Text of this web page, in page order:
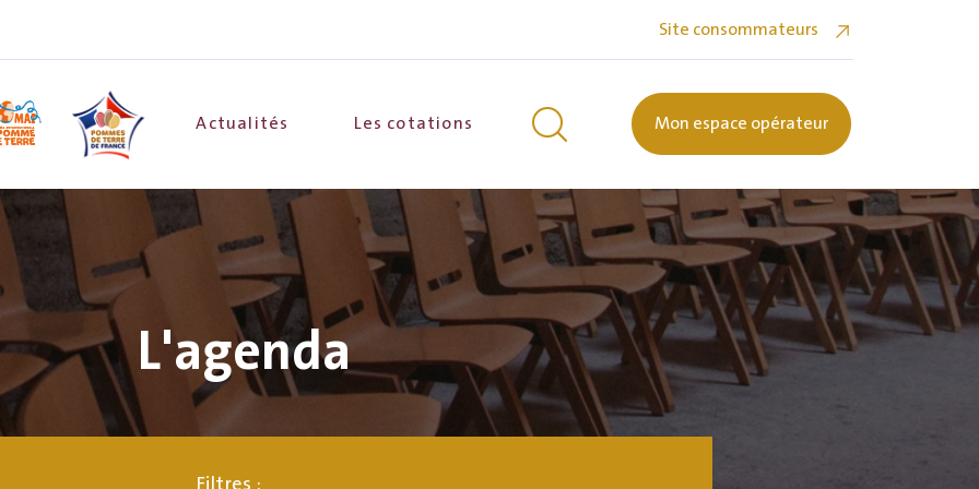
Site consommateurs
Actualités Les cotations Mon espace opérateur
L'agenda
Filtres :